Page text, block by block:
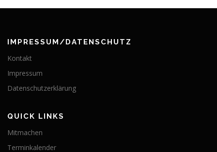
IMPRESSUM/DATENSCHUTZ
Kontakt
Impressum
Datenschutzerklärung
QUICK LINKS
Mitmachen
Terminkalender